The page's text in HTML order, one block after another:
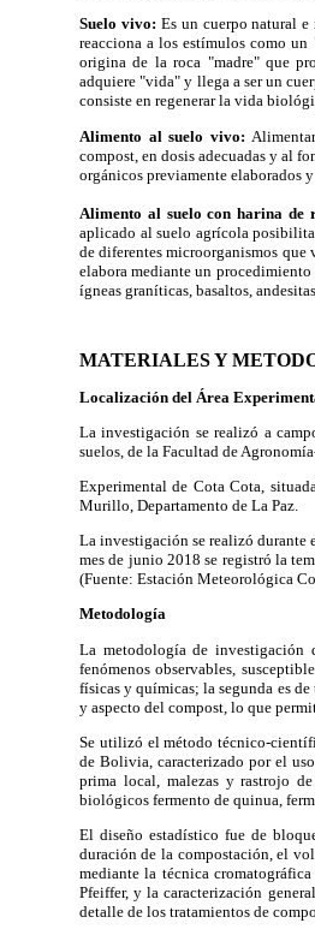
Suelo vivo: Es un cuerpo natural
reacciona a los estímulos como
origina de la roca "madre" que
adquiere "vida" y llega a ser un
consiste en regenerar la vida
Alimento al suelo vivo:
compost, en dosis adecuadas y al
orgánicos previamente elaborados
Alimento al suelo con harina de
aplicado al suelo agrícola
de diferentes microorganismos
elabora mediante un
ígneas graníticas, basaltos,
MATERIALES Y
Localización del Área
La investigación se realizó a
suelos, de la Facultad de
Experimental de Cota Cota,
Murillo, Departamento de La Paz.
La investigación se realizó durante
mes de junio 2018 se registró la
(Fuente: Estación Meteorológica
Metodología
La metodología de investigación
fenómenos observables,
físicas y químicas; la segunda es
y aspecto del compost, lo que
Se utilizó el método técnico-
de Bolivia, caracterizado por el
prima local, malezas y rastrojo
biológicos fermento de quinua,
El diseño estadístico fue de
duración de la compostación, el
mediante la técnica
Pfeiffer, y la caracterización
detalle de los tratamientos de